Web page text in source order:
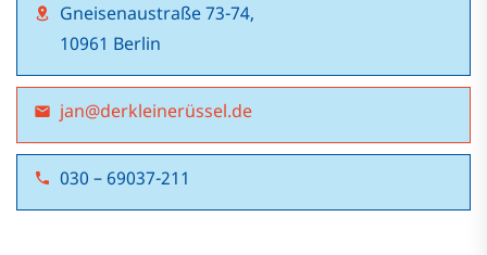
Gneisenaustraße 73-74,
10961 Berlin
jan@derkleinerüssel.de
030 – 69037-211